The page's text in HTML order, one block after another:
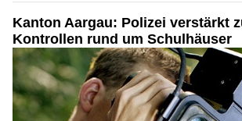
Kanton Aargau: Polizei verstärkt
Kontrollen rund um Schulhäuser